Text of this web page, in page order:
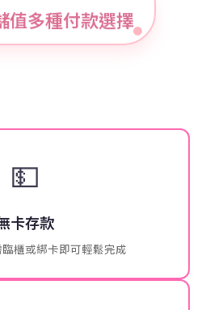
值多種付款選擇
💵
卡存款
櫃或綁卡即可輕鬆完成